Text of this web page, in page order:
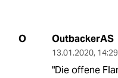
O OutbackerAS
13.01.2020,
"Die offene